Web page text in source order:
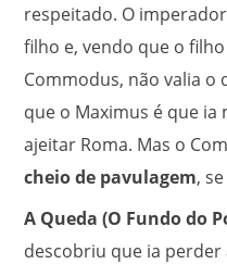
respeitado. O
filho e, vendo que o
Commodus, não valia o
que o Maximus é que
ajeitar Roma. Mas o
cheio de pavulagem,
A Queda (O Fundo do
descobriu que ia perder